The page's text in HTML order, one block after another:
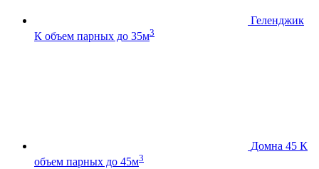
Геленджик
К объем парных до 35м3
Домна 45 К
объем парных до 45м3